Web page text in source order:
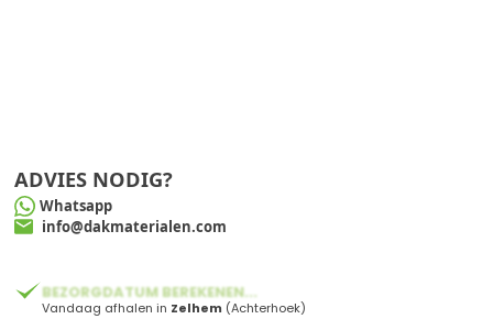
ADVIES NODIG?
Whatsapp
info@dakmaterialen.com
BEZORGDATUM BEREKENEN...
Vandaag afhalen in Zelhem (Achterhoek)